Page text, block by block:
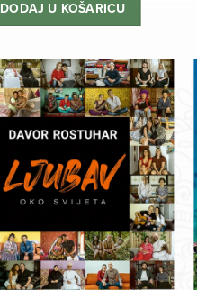
DODAJ U KOŠARICU